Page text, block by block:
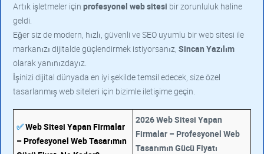
Artık işletmeler için profesyonel web sitesi bir zorunluluk haline
geldi.
Eğer siz de modern, hızlı, güvenli ve SEO uyumlu bir web sitesi ile
markanızı dijitalde güçlendirmek istiyorsanız, Sincan Yazılım
olarak yanınızdayız.
İşinizi dijital dünyada en iyi şekilde temsil edecek, size özel
tasarlanmış web siteleri için bizimle iletişime geçin.
✅Web Sitesi Yapan Firmalar
– Profesyonel Web Tasarımın
2026 Web Sitesi Yapan
Firmalar – Profesyonel Web
Tasarımın Gücü Fiyatı